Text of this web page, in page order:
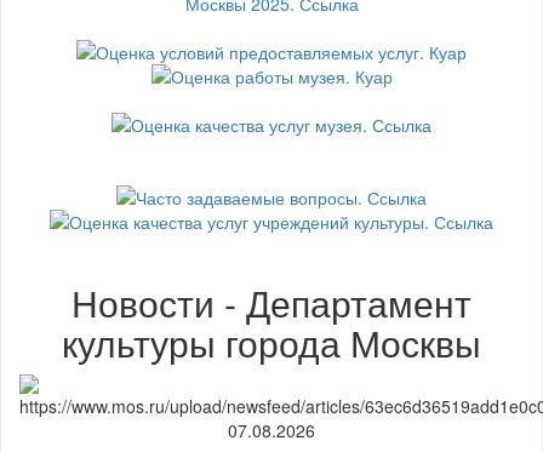
Новости - Департамент
культуры города Москвы
07.08.2026